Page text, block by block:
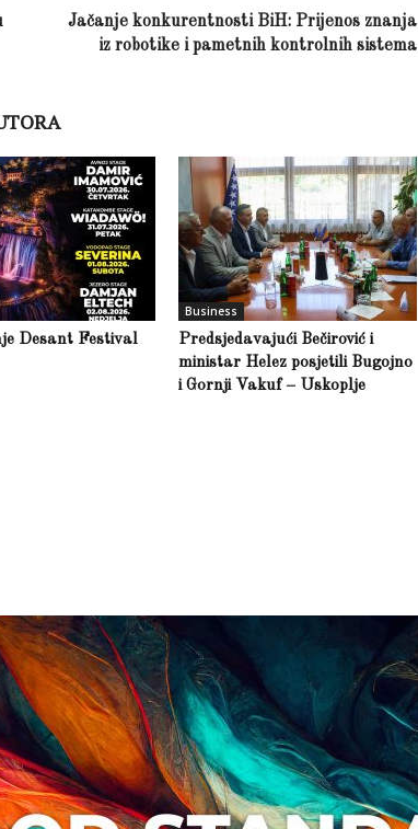
Jačanje konkurentnosti BiH: Prijenos znanja
iz robotike i pametnih kontrolnih sistema
Desant Festival
Business
Predsjedavajući Bečirović i
ministar Helez posjetili Bugojno
i Gornji Vakuf – Uskoplje